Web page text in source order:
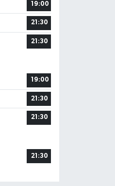
19:00
21:30
21:30
19:00
21:30
21:30
21:30